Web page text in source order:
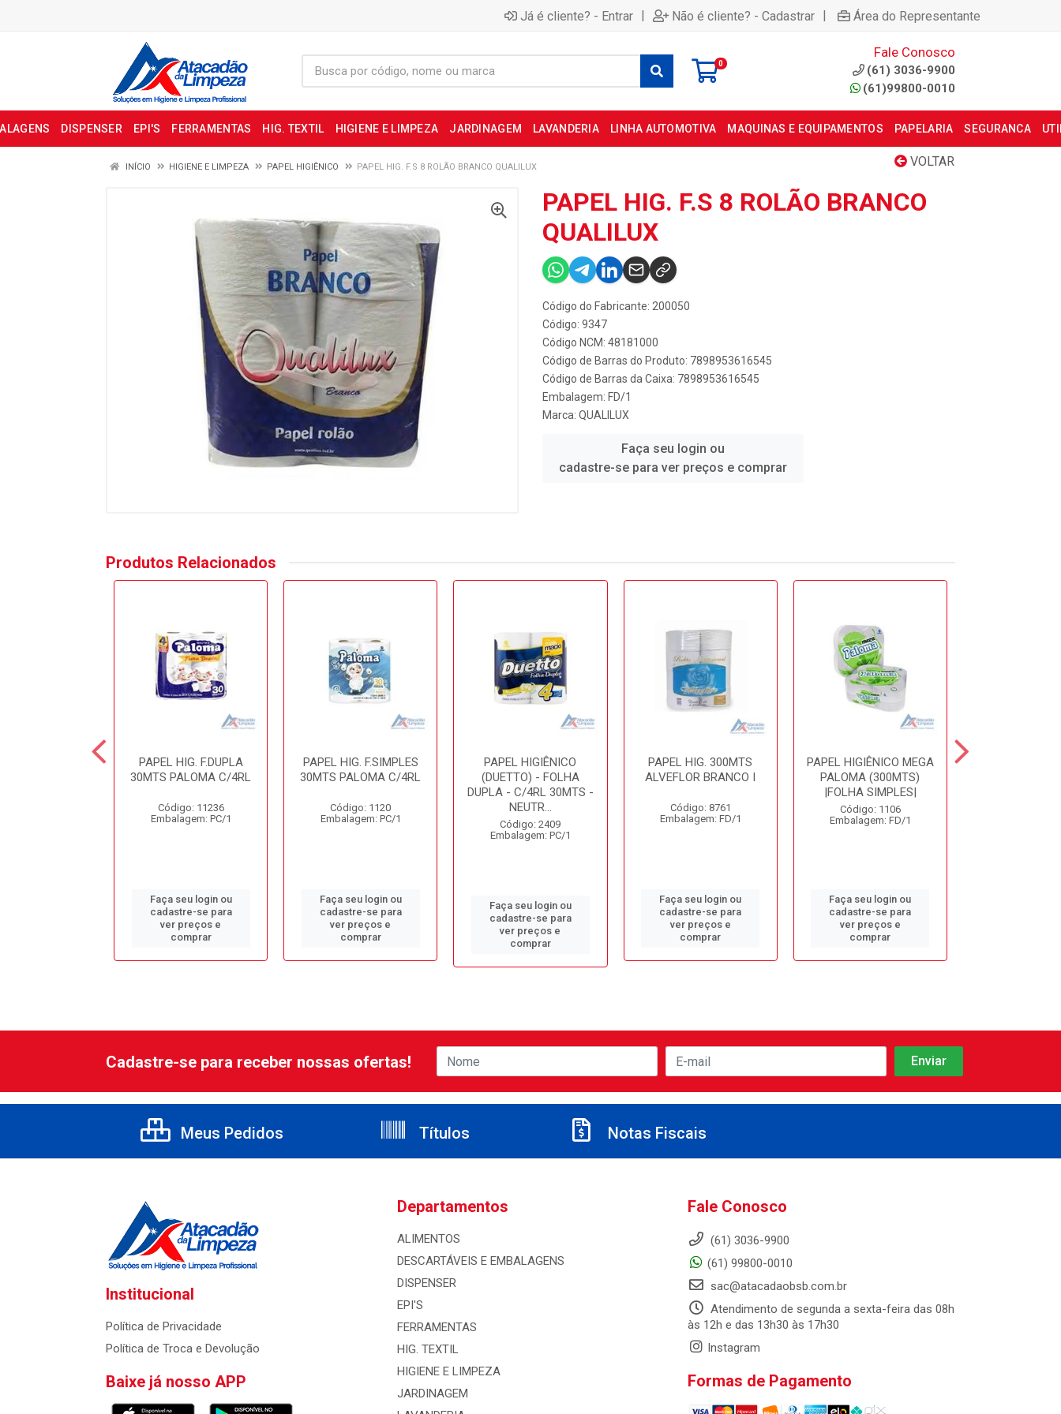
Já é cliente? - Entrar | Não é cliente? - Cadastrar | Área do Representante
0
Fale Conosco
(61) 3036-9900
(61)99800-0010
DISPENSER EPI'S FERRAMENTAS HIG. TEXTIL HIGIENE E LIMPEZA JARDINAGEM LAVANDERIA LINHA AUTOMOTIVA MAQUINAS E EQUIPAMENTOS PAPELARIA SEGURANCA
VOLTAR
INÍCIO HIGIENE E LIMPEZA PAPEL HIGIÊNICO PAPEL HIG. F.S 8 ROLÃO BRANCO QUALILUX
PAPEL HIG. F.S 8 ROLÃO BRANCO
QUALILUX
Código do Fabricante: 200050
Código: 9347
Código NCM: 48181000
Código de Barras do Produto: 7898953616545
Código de Barras da Caixa: 7898953616545
Embalagem: FD/1
Marca: QUALILUX
Faça seu login ou
cadastre-se para ver preços e comprar
Produtos Relacionados
PAPEL HIG. F.DUPLA
30MTS PALOMA C/4RL
Código: 11236
Embalagem: PC/1
Faça seu login ou
cadastre-se para
ver preços e
comprar
PAPEL HIG. F.SIMPLES
30MTS PALOMA C/4RL
Código: 1120
Embalagem: PC/1
Faça seu login ou
cadastre-se para
ver preços e
comprar
PAPEL HIGIÊNICO
(DUETTO) - FOLHA
DUPLA - C/4RL 30MTS -
NEUTR...
Código: 2409
Embalagem: PC/1
Faça seu login ou
cadastre-se para
ver preços e
comprar
PAPEL HIG. 300MTS
ALVEFLOR BRANCO I
Código: 8761
Embalagem: FD/1
Faça seu login ou
cadastre-se para
ver preços e
comprar
PAPEL HIGIÊNICO MEGA
PALOMA (300MTS)
|FOLHA SIMPLES|
Código: 1106
Embalagem: FD/1
Faça seu login ou
cadastre-se para
ver preços e
comprar
Cadastre-se para receber nossas ofertas!
Meus Pedidos Títulos Notas Fiscais
Institucional
Política de Privacidade
Política de Troca e Devolução
Baixe já nosso APP
Departamentos
ALIMENTOS
DESCARTÁVEIS E EMBALAGENS
DISPENSER
EPI'S
FERRAMENTAS
HIG. TEXTIL
HIGIENE E LIMPEZA
JARDINAGEM
Fale Conosco
(61) 3036-9900
(61) 99800-0010
sac@atacadaobsb.com.br
Atendimento de segunda a sexta-feira das 08h
às 12h e das 13h30 às 17h30
Instagram
Formas de Pagamento